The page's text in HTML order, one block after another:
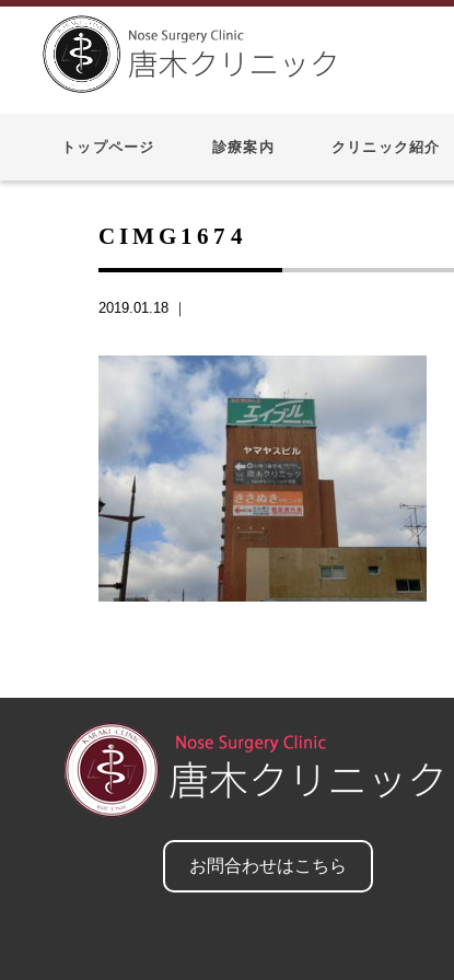
トップページ 診療案内 クリニック紹介
CIMG1674
2019.01.18 ｜
お問合わせはこちら